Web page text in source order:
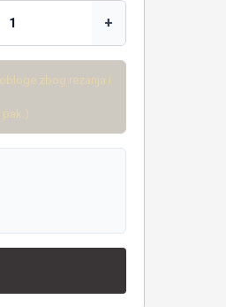
+
zbog rezanja i
pak.)